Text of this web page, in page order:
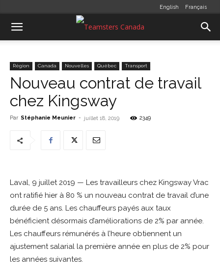
English Français
Région Canada Nouvelles Québec Transport
Nouveau contrat de travail
chez Kingsway
Par Stéphanie Meunier - juillet 18, 2019 2349
Laval, 9 juillet 2019 — Les travailleurs chez Kingsway Vrac
ont ratifié hier à 80 % un nouveau contrat de travail d’une
durée de 5 ans. Les chauffeurs payés aux taux
bénéficient désormais d’améliorations de 2% par année.
Les chauffeurs rémunérés à l’heure obtiennent un
ajustement salarial la première année en plus de 2% pour
les années suivantes.